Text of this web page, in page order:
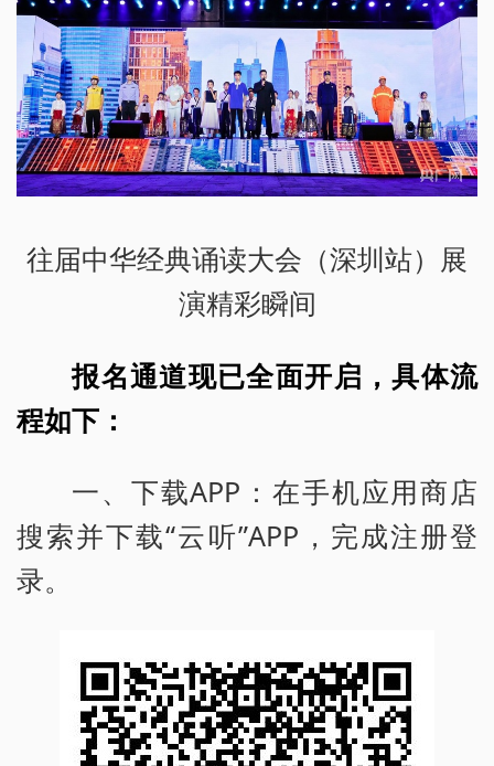
往届中华经典诵读大会（深圳站）展
演精彩瞬间
报名通道现已全面开启，具体流
程如下：
一、下载APP：在手机应用商店
搜索并下载“云听”APP，完成注册登
录。